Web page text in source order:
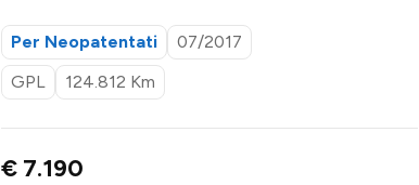
Per Neopatentati
07/2017
GPL
124.812 Km
€ 7.190